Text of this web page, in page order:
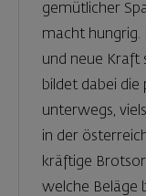
gemütlicher
macht hungrig.
und neue Kraft
bildet dabei die
unterwegs,
in der
kräftige
welche Beläge